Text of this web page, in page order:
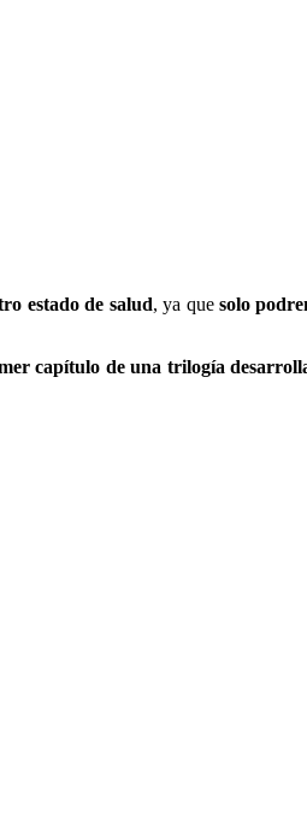
estado de salud, ya que solo
capítulo de una trilogía